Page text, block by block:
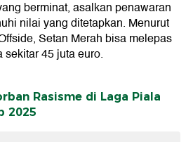
berminat, asalkan penawaran
nilai yang ditetapkan. Menurut
Setan Merah bisa melepas
45 juta euro.
Rasisme di Laga Piala
2025